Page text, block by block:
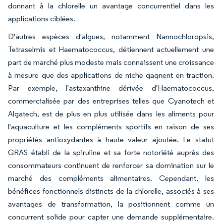
donnant à la chlorelle un avantage concurrentiel dans les
applications ciblées.
D'autres espèces d'algues, notamment Nannochloropsis,
Tetraselmis et Haematococcus, détiennent actuellement une
part de marché plus modeste mais connaissent une croissance
à mesure que des applications de niche gagnent en traction.
Par exemple, l'astaxanthine dérivée d'Haematococcus,
commercialisée par des entreprises telles que Cyanotech et
Algatech, est de plus en plus utilisée dans les aliments pour
l'aquaculture et les compléments sportifs en raison de ses
propriétés antioxydantes à haute valeur ajoutée. Le statut
GRAS établi de la spiruline et sa forte notoriété auprès des
consommateurs continuent de renforcer sa domination sur le
marché des compléments alimentaires. Cependant, les
bénéfices fonctionnels distincts de la chlorelle, associés à ses
avantages de transformation, la positionnent comme un
concurrent solide pour capter une demande supplémentaire.